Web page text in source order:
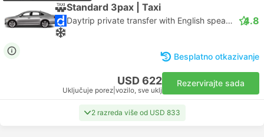
Standard 3pax | Taxi
Daytrip private transfer with English speaking driver 4.8
Besplatno otkazivanje
USD 622
Uključuje porez vozilo, sve uklj
Rezervirajte sada
2 razreda više od USD 833